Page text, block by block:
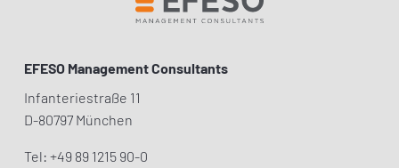
EFESO Management Consultants
Infanteriestraße 11
D-80797 München
Tel: +49 89 1215 90-0